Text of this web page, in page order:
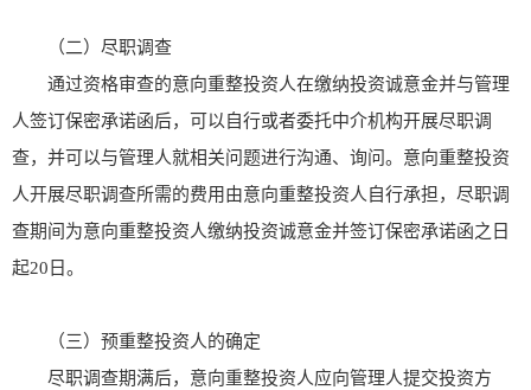
（二）尽职调查
通过资格审查的意向重整投资人在缴纳投资诚意金并与管理
人签订保密承诺函后，可以自行或者委托中介机构开展尽职调
查，并可以与管理人就相关问题进行沟通、询问。意向重整投资
人开展尽职调查所需的费用由意向重整投资人自行承担，尽职调
查期间为意向重整投资人缴纳投资诚意金并签订保密承诺函之日
起20日。
（三）预重整投资人的确定
尽职调查期满后，意向重整投资人应向管理人提交投资方